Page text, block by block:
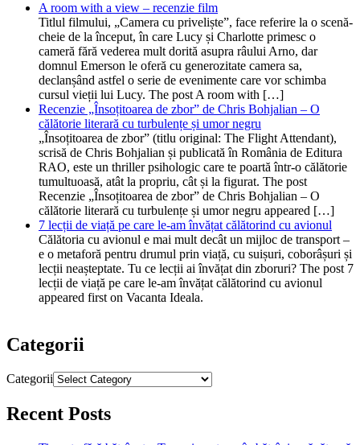
A room with a view – recenzie film
Titlul filmului, „Camera cu priveliște”, face referire la o scenă-
cheie de la început, în care Lucy și Charlotte primesc o
cameră fără vederea mult dorită asupra râului Arno, dar
domnul Emerson le oferă cu generozitate camera sa,
declanșând astfel o serie de evenimente care vor schimba
cursul vieții lui Lucy. The post A room with […]
Recenzie „Însoțitoarea de zbor” de Chris Bohjalian – O
călătorie literară cu turbulențe și umor negru
„Însoțitoarea de zbor” (titlu original: The Flight Attendant),
scrisă de Chris Bohjalian și publicată în România de Editura
RAO, este un thriller psihologic care te poartă într-o călătorie
tumultuoasă, atât la propriu, cât și la figurat. The post
Recenzie „Însoțitoarea de zbor” de Chris Bohjalian – O
călătorie literară cu turbulențe și umor negru appeared […]
7 lecții de viață pe care le-am învățat călătorind cu avionul
Călătoria cu avionul e mai mult decât un mijloc de transport –
e o metaforă pentru drumul prin viață, cu suișuri, coborâșuri și
lecții neașteptate. Tu ce lecții ai învățat din zboruri? The post 7
lecții de viață pe care le-am învățat călătorind cu avionul
appeared first on Vacanta Ideala.
Categorii
Categorii
Recent Posts